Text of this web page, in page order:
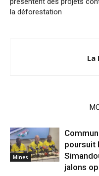
la déforestation
La
Mines
poursuit
jalons